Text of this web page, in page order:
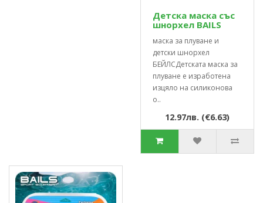
Детска маска със
шнорхел BAILS
маска за плуване и
детски шнорхел
БЕЙЛСДетската маска за
плуване е изработена
изцяло на силиконова
о..
12.97лв. (€6.63)